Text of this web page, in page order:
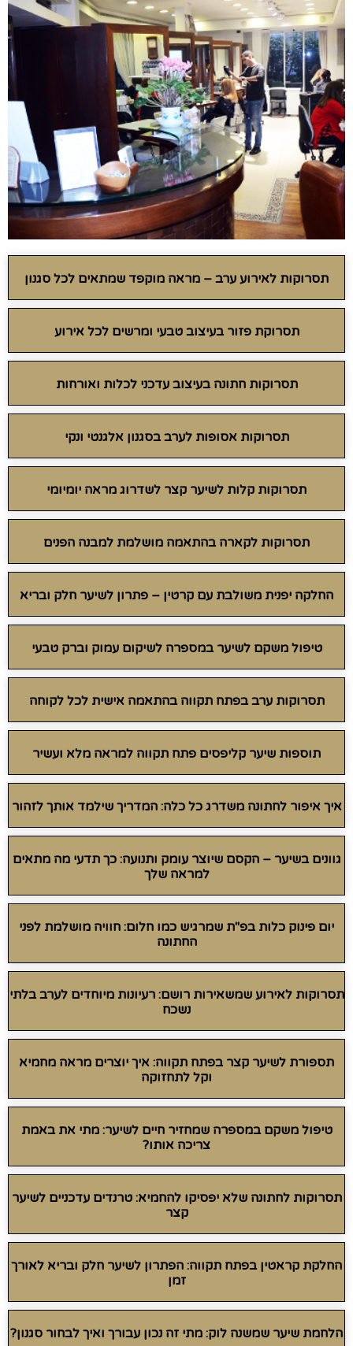
תסרוקות לאירוע ערב – מראה מוקפד שמתאים לכל סגנון
תסרוקת פזור בעיצוב טבעי ומרשים לכל אירוע
תסרוקות חתונה בעיצוב עדכני לכלות ואורחות
תסרוקות אסופות לערב בסגנון אלגנטי ונקי
תסרוקות קלות לשיער קצר לשדרוג מראה יומיומי
תסרוקות לקארה בהתאמה מושלמת למבנה הפנים
החלקה יפנית משולבת עם קרטין – פתרון לשיער חלק ובריא
טיפול משקם לשיער במספרה לשיקום עמוק וברק טבעי
תסרוקות ערב בפתח תקווה בהתאמה אישית לכל לקוחה
תוספות שיער קליפסים פתח תקווה למראה מלא ועשיר
איך איפור לחתונה משדרג כל כלה: המדריך שילמד אותך לזהור
גוונים בשיער – הקסם שיוצר עומק ותנועה: כך תדעי מה מתאים
למראה שלך
יום פינוק כלות בפ"ת שמרגיש כמו חלום: חוויה מושלמת לפני
החתונה
תסרוקות לאירוע שמשאירות רושם: רעיונות מיוחדים לערב בלתי
נשכח
תספורת לשיער קצר בפתח תקווה: איך יוצרים מראה מחמיא
וקל לתחזוקה
טיפול משקם במספרה שמחזיר חיים לשיער: מתי את באמת
צריכה אותו?
תסרוקות לחתונה שלא יפסיקו להחמיא: טרנדים עדכניים לשיער
קצר
החלקת קראטין בפתח תקווה: הפתרון לשיער חלק ובריא לאורך
זמן
הלחמת שיער שמשנה לוק: מתי זה נכון עבורך ואיך לבחור סגנון?